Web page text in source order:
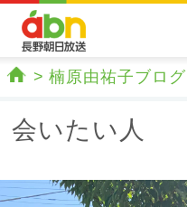
楠原由祐子ブログ
会いたい人